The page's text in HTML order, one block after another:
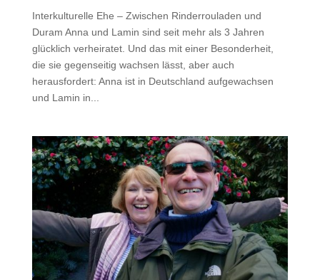
Interkulturelle Ehe – Zwischen Rinderrouladen und
Duram Anna und Lamin sind seit mehr als 3 Jahren
glücklich verheiratet. Und das mit einer Besonderheit,
die sie gegenseitig wachsen lässt, aber auch
herausfordert: Anna ist in Deutschland aufgewachsen
und Lamin in...